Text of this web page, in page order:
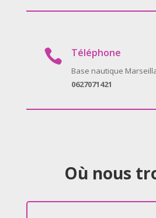
 Téléphone
Base nautique
0627071421
Où nous